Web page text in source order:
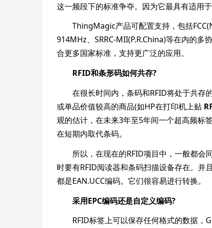
这一频段下的标准争夺。因为它最具有适用
ThingMagic产品可配置支持，包括
914MHz、SRRC-MII(P.R.China)等在内的
合更多国家标准，支持更广泛的应用。
RFID和条形码如何共存?
在很长时间内，条码和RFID将处于共存的
或单品价值较高的商品(如HP在打印机上贴
观的估计，在未来3年至5年间一个超高频标
在短期内取代条码。
所以，在现在的RFID项目中，一般都会
时要有RFID阅读器和条码扫描设备存在。并
都是EAN.UCC编码。它们很容易进行转换。
采用EPC编码还是自定义编码?
RFID标签上可以保存任何格式的数据，